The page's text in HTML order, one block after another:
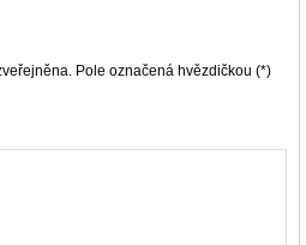
Pole označená hvězdičkou (*)